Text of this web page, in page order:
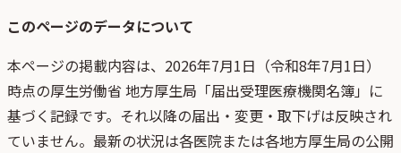
このページのデータについて
本ページの掲載内容は、 2026年7月1日 （令和8年7月1日）
時点の厚生労働省 地方厚生局「届出受理医療機関名簿」 に
基づく記録です。それ以降の届出・変更・取下げは反映され
ていません。最新の状況は各医院または各地方厚生局の公開